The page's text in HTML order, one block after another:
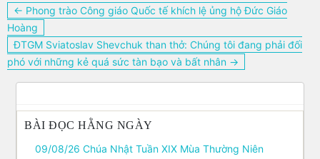
Điều
hướng
bài
viết
← Phong trào Công giáo Quốc tế khích lệ ủng hộ Đức Giáo
Hoàng
ĐTGM Sviatoslav Shevchuk than thở: Chúng tôi đang phải đối
phó với những kẻ quá sức tàn bạo và bất nhân →
BÀI ĐỌC HẰNG NGÀY
09/08/26 Chúa Nhật Tuần XIX Mùa Thường Niên